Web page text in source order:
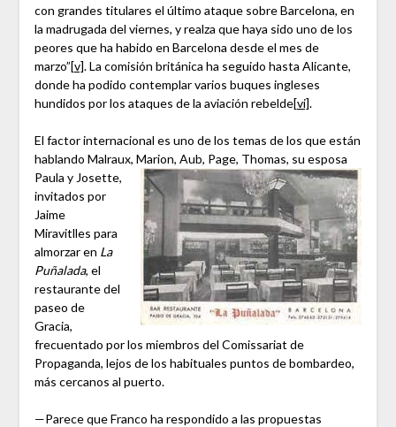
con grandes titulares el último ataque sobre Barcelona, en
la madrugada del viernes, y realza que haya sido uno de los
peores que ha habido en Barcelona desde el mes de
marzo”[v]. La comisión británica ha seguido hasta Alicante,
donde ha podido contemplar varios buques ingleses
hundidos por los ataques de la aviación rebelde[vi].
El factor internacional es uno de los temas de los que están
hablando Malraux, Marion, Aub, Page, Thomas, su esposa
Paula y Josette,
invitados por
Jaime
Miravitlles para
almorzar en La
Puñalada, el
restaurante del
paseo de
Gracia,
frecuentado por los miembros del Comissariat de
Propaganda, lejos de los habituales puntos de bombardeo,
más cercanos al puerto.
—Parece que Franco ha respondido a las propuestas